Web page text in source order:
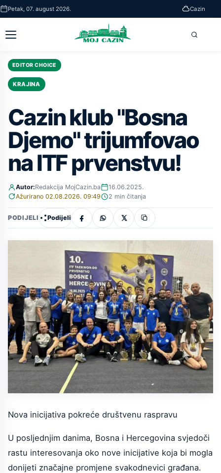
Skip
to
main
Petak, 07. august 2026. Cazin
Otvori
meni
EDITOR CHOICE
KRAJINA
Cazin klub "Bosna
Djemo" trijumfovao
na ITF prvenstvu!
Autor:Redakcija MojCazin.ba
16.06.2025.
Ažurirano 02.08.2026. 09:49
2 min čitanja
PODIJELI Podijeli
Nova inicijativa pokreće društvenu raspravu
U posljednjim danima, Bosna i Hercegovina svjedoči
rastu interesovanja oko nove inicijative koja bi mogla
donijeti značajne promjene svakodnevici građana.